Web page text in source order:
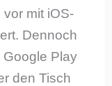
mit iOS-
Dennoch
Play
den Tisch